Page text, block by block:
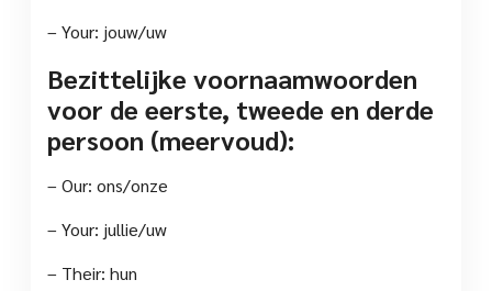
– Your: jouw/uw
Bezittelijke voornaamwoorden
voor de eerste, tweede en derde
persoon (meervoud):
– Our: ons/onze
– Your: jullie/uw
– Their: hun